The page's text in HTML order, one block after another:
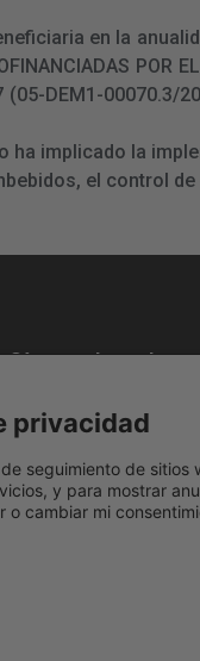
en la
POR
(05-DEM1-
ha implicado la
el control
Síguenos
Youtube
Instagram
Blog
Legales
Términos y
Política de
cookies
privacidad
seguimiento de
y para mostrar
cambiar mi